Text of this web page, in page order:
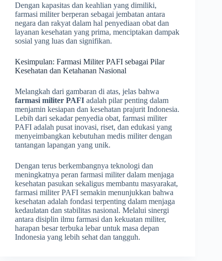
Dengan kapasitas dan keahlian yang dimiliki,
farmasi militer berperan sebagai jembatan antara
negara dan rakyat dalam hal penyediaan obat dan
layanan kesehatan yang prima, menciptakan dampak
sosial yang luas dan signifikan.
Kesimpulan: Farmasi Militer PAFI sebagai Pilar
Kesehatan dan Ketahanan Nasional
Melangkah dari gambaran di atas, jelas bahwa
farmasi militer PAFI adalah pilar penting dalam
menjamin kesiapan dan kesehatan prajurit Indonesia.
Lebih dari sekadar penyedia obat, farmasi militer
PAFI adalah pusat inovasi, riset, dan edukasi yang
menyeimbangkan kebutuhan medis militer dengan
tantangan lapangan yang unik.
Dengan terus berkembangnya teknologi dan
meningkatnya peran farmasi militer dalam menjaga
kesehatan pasukan sekaligus membantu masyarakat,
farmasi militer PAFI semakin menunjukkan bahwa
kesehatan adalah fondasi terpenting dalam menjaga
kedaulatan dan stabilitas nasional. Melalui sinergi
antara disiplin ilmu farmasi dan kekuatan militer,
harapan besar terbuka lebar untuk masa depan
Indonesia yang lebih sehat dan tangguh.